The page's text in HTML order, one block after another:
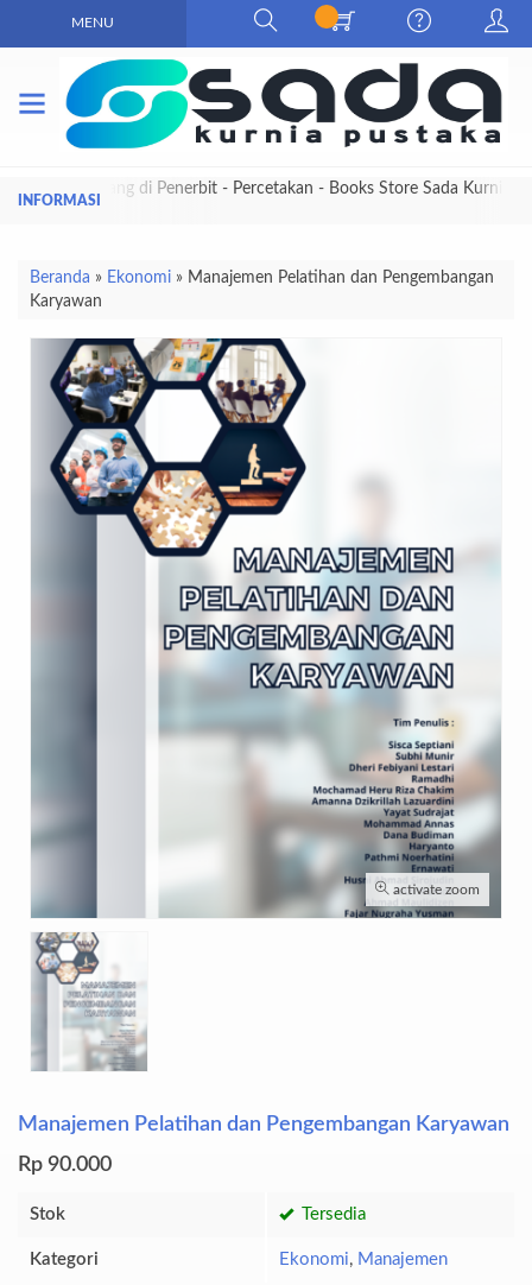
MENU
Selamat Datang di Penerbit - Percetakan - Books Store Sada Kurnia
Beranda » Ekonomi » Manajemen Pelatihan dan Pengembangan
Karyawan
activate zoom
Manajemen Pelatihan dan Pengembangan Karyawan
Rp 90.000
Stok Tersedia
Kategori Ekonomi, Manajemen